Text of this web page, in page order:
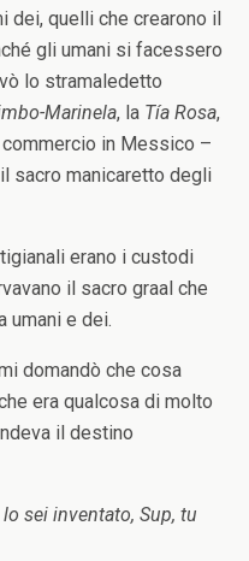
dei, quelli che crearono il
gli umani si facessero
lo stramaledetto
Marinela, la Tía Rosa,
in Messico –
sacro manicaretto degli
erano i custodi
il sacro graal che
umani e dei.
domandò che cosa
era qualcosa di molto
il destino
sei inventato, Sup, tu